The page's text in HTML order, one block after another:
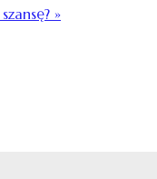
»